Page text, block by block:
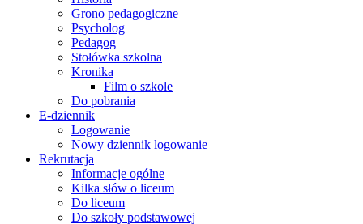
Grono pedagogiczne
Psycholog
Pedagog
Stołówka szkolna
Kronika
Film o szkole
Do pobrania
E-dziennik
Logowanie
Nowy dziennik logowanie
Rekrutacja
Informacje ogólne
Kilka słów o liceum
Do liceum
Do szkoły podstawowej